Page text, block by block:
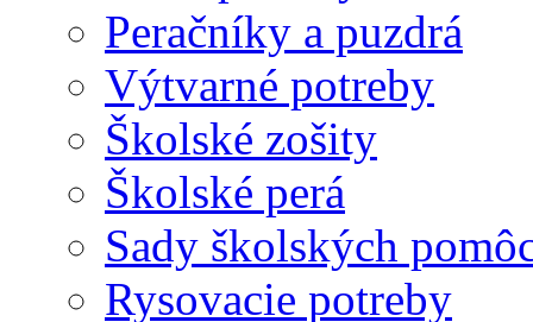
Peračníky a puzdrá
Výtvarné potreby
Školské zošity
Školské perá
Sady školských
Rysovacie potreby